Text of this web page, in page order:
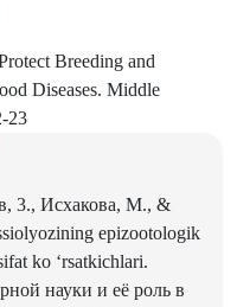
Breeding and
Diseases. Middle
23
3., Исхакова, M., &
epizootologik
ko ‘rsatkichlari.
науки и её роль в